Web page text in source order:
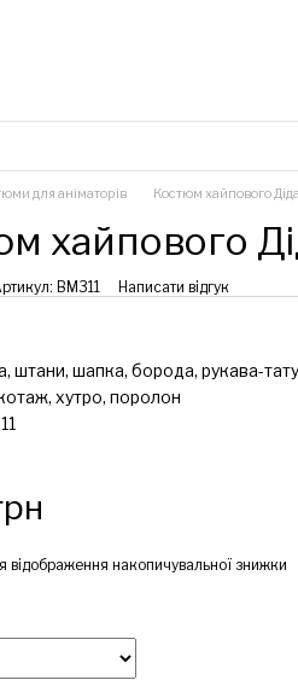
для аніматорів Костюм хайпового
хайпового
ВМ311 Написати відгук
штани, шапка, борода, рукава-тату
хутро, поролон
відображення накопичувальної знижки